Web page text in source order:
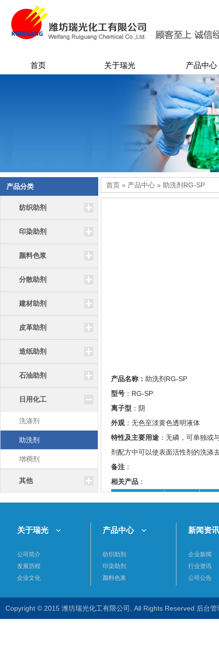
首页 关于瑞光 产品中心
产品分类
纺织助剂
印染助剂
颜料色浆
分散助剂
建材助剂
皮革助剂
造纸助剂
石油助剂
日用化工
洗涤剂
助洗剂
增稠剂
其他
首页 » 产品中心 » 助洗剂RG-SP
产品名称： 助洗剂RG-SP
型号 ：RG-SP
离子型 ：阴
外观：无色至淡黄色透明液体
特性及主要用途 ：无磷，可单独或
剂配方中可以使表面活性剂的洗涤
备注 ：
相关产品 ：
助洗剂RG-SP
无
助洗剂RG-
FSP
关于瑞光
公司简介
发展历程
企业文化
产品中心
纺织助剂
印染助剂
颜料色浆
新闻资讯
企业新闻
行业资讯
公司公告
Copyright © 2015 潍坊瑞光化工有限公司, All Rights Reserved 后台管